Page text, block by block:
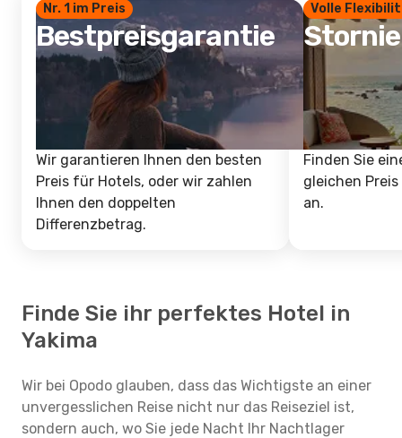
Nr. 1 im Preis
Bestpreisgarantie
Wir garantieren Ihnen den besten
Preis für Hotels, oder wir zahlen
Ihnen den doppelten
Differenzbetrag.
Volle
Finden Sie
gleichen
an.
Finde Sie ihr perfektes Hotel in
Yakima
Wir bei Opodo glauben, dass das Wichtigste an einer
unvergesslichen Reise nicht nur das Reiseziel ist,
sondern auch, wo Sie jede Nacht Ihr Nachtlager